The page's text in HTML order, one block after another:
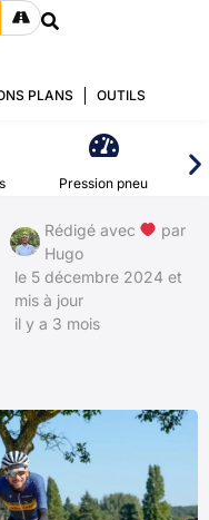
PLANS OUTILS
Pression pneu
Rédigé avec
par
Hugo
le 5 décembre 2024 et
mis à jour
il y a 3 mois